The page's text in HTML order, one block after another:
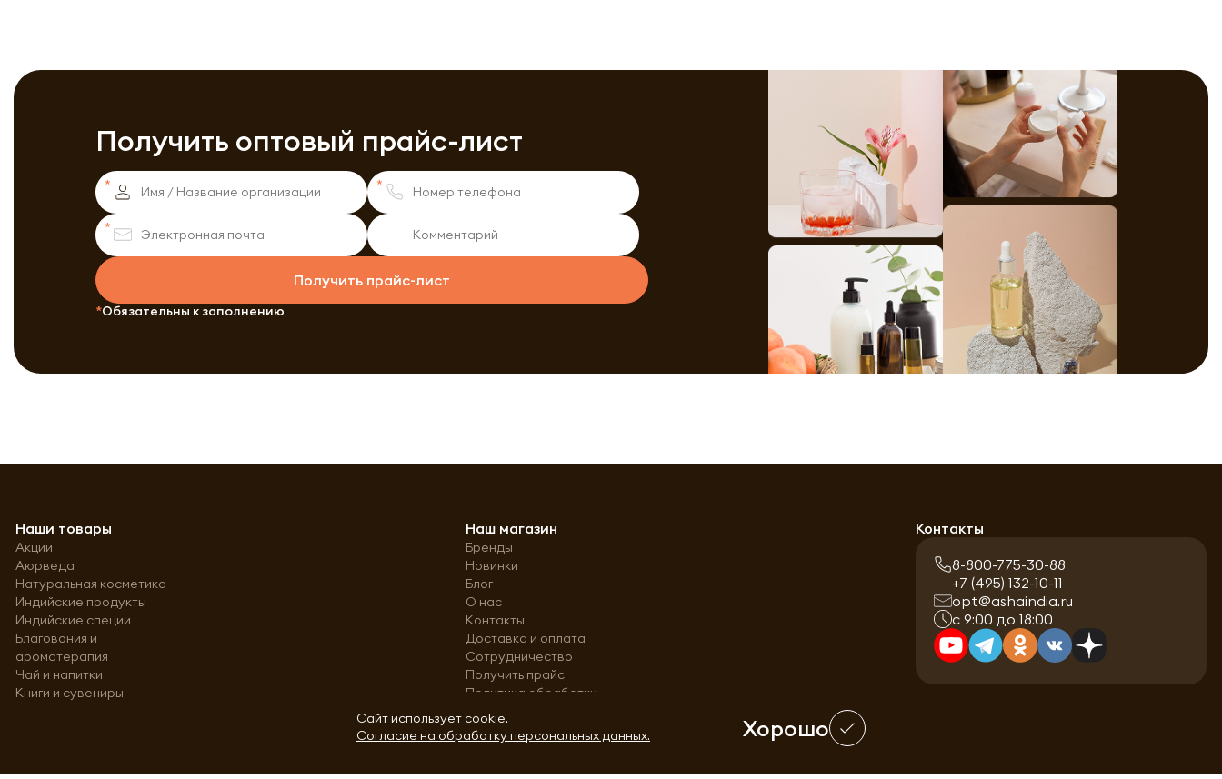
Получить оптовый прайс-лист
Получить прайс-лист
Обязательны к заполнению
Наши товары
Акции
Аюрведа
Натуральная косметика
Индийские продукты
Индийские специи
Благовония и
ароматерапия
Чай и напитки
Книги и сувениры
Наш магазин
Бренды
Новинки
Блог
О нас
Контакты
Доставка и оплата
Сотрудничество
Получить прайс
Политика обработки
персональных данных
Контакты
8-800-775-30-88
+7 (495) 132-10-11
opt@ashaindia.ru
с 9:00 до 18:00
Сайт использует cookie.
Согласие на обработку персональных данных.
Хорошо